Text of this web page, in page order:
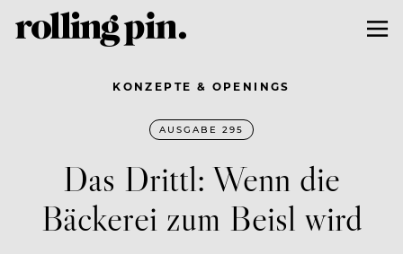
KONZEPTE & OPENINGS
AUSGABE 295
Das Drittl: Wenn die
Bäckerei zum Beisl wird